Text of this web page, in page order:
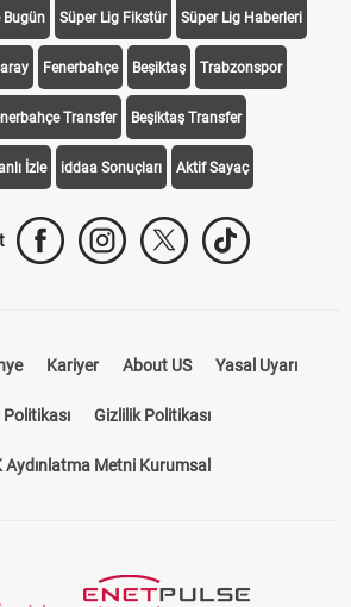
Bugün Süper Lig Fikstür Süper Lig Haberleri
Fenerbahçe Beşiktaş Trabzonspor
Transfer Beşiktaş Transfer
İzle iddaa Sonuçları Aktif Sayaç
Kariyer About US Yasal Uyarı
Politikası Gizlilik Politikası
Aydınlatma Metni Kurumsal